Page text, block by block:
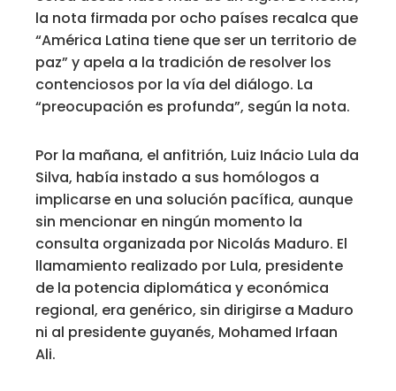
la nota firmada por ocho países recalca que
“América Latina tiene que ser un territorio de
paz” y apela a la tradición de resolver los
contenciosos por la vía del diálogo. La
“preocupación es profunda”, según la nota.
Por la mañana, el anfitrión, Luiz Inácio Lula da
Silva, había instado a sus homólogos a
implicarse en una solución pacífica, aunque
sin mencionar en ningún momento la
consulta organizada por Nicolás Maduro. El
llamamiento realizado por Lula, presidente
de la potencia diplomática y económica
regional, era genérico, sin dirigirse a Maduro
ni al presidente guyanés, Mohamed Irfaan
Ali.